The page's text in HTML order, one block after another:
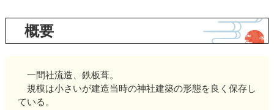
概要
一間社流造、鉄板葺。
規模は小さいが建造当時の神社建築の形態を良く保存し
ている。